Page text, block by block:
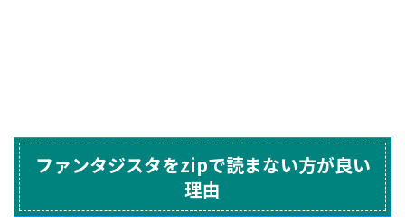
ファンタジスタをzipで読まない方が良い
理由